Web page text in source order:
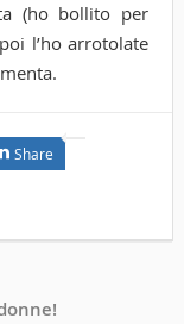
(ho bollito per
l’ho arrotolate
Share